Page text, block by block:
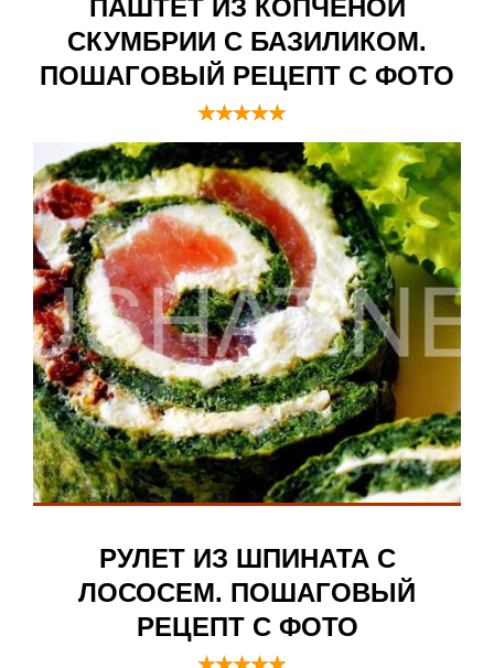
ПАШТЕТ ИЗ КОПЧЕНОЙ
СКУМБРИИ С БАЗИЛИКОМ.
ПОШАГОВЫЙ РЕЦЕПТ С ФОТО
РУЛЕТ ИЗ ШПИНАТА С
ЛОСОСЕМ. ПОШАГОВЫЙ
РЕЦЕПТ С ФОТО